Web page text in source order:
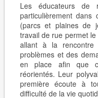
Les éducateurs
particulièrement dans
(parcs et plaines de
travail de rue permet
allant à la rencontre
problèmes et des
en place afin que
réorientés. Leur
première écoute à
difficulté de la vie